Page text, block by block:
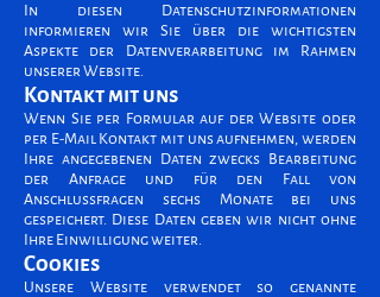
In diesen Datenschutzinformationen
informieren wir Sie über die wichtigsten
Aspekte der Datenverarbeitung im Rahmen
unserer Website.
Kontakt mit uns
Wenn Sie per Formular auf der Website oder
per E-Mail Kontakt mit uns aufnehmen, werden
Ihre angegebenen Daten zwecks Bearbeitung
der Anfrage und für den Fall von
Anschlussfragen sechs Monate bei uns
gespeichert. Diese Daten geben wir nicht ohne
Ihre Einwilligung weiter.
Cookies
Unsere Website verwendet so genannte